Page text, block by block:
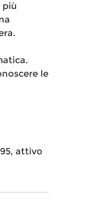
più
le
attivo